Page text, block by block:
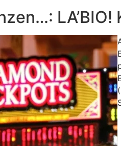
LA’BIO!